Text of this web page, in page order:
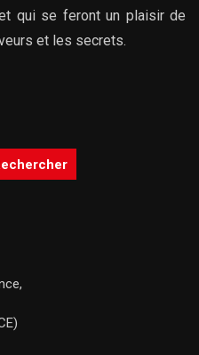
qui se feront un plaisir de
et les secrets.